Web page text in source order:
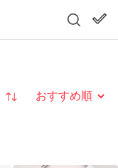
並び替え